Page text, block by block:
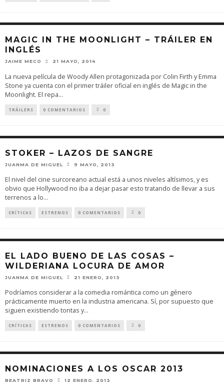
MAGIC IN THE MOONLIGHT – TRÁILER EN
INGLÉS
JAIME MECO 21 MAYO, 2014
La nueva película de Woody Allen protagonizada por Colin Firth y Emma
Stone ya cuenta con el primer tráiler oficial en inglés de Magic in the
Moonlight. El repa...
TRÁILERS 0 COMENTARIOS 0
STOKER – LAZOS DE SANGRE
JUANMA DE MIGUEL 9 MAYO, 2013
El nivel del cine surcoreano actual está a unos niveles altísimos, y es
obvio que Hollywood no iba a dejar pasar esto tratando de llevar a sus
terrenos a lo...
CRÍTICAS ESTRENOS 0 COMENTARIOS 0
EL LADO BUENO DE LAS COSAS –
WILDERIANA LOCURA DE AMOR
JUANMA DE MIGUEL 21 ENERO, 2013
Podríamos considerar a la comedia romántica como un género
prácticamente muerto en la industria americana. Sí, por supuesto que
siguen existiendo tontas y...
CRÍTICAS ESTRENOS 0 COMENTARIOS 0
NOMINACIONES A LOS OSCAR 2013
BEATRIZ BRAVO 12 ENERO, 2013